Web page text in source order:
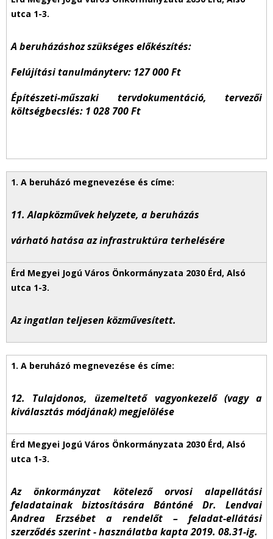
A beruházáshoz szükséges előkészítés:
Felújítási tanulmányterv: 127 000 Ft
Építészeti-műszaki tervdokumentáció, tervezői
költségbecslés: 1 028 700 Ft
11. Alapközművek helyzete, a beruházás
várható hatása az infrastruktúra terhelésére
Az ingatlan teljesen közművesített.
12. Tulajdonos, üzemeltető vagyonkezelő (vagy a
kiválasztás módjának) megjelölése
Az önkormányzat kötelező orvosi alapellátási
feladatainak biztosítására Bántóné Dr. Lendvai
Andrea Erzsébet a rendelőt – feladat-ellátási
szerződés szerint - használatba kapta 2019. 08.31-ig.